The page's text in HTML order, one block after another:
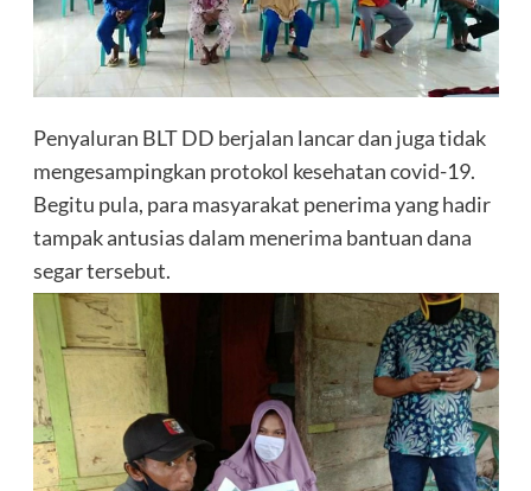
Penyaluran BLT DD berjalan lancar dan juga tidak
mengesampingkan protokol kesehatan covid-19.
Begitu pula, para masyarakat penerima yang hadir
tampak antusias dalam menerima bantuan dana
segar tersebut.